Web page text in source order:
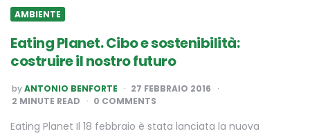
AMBIENTE
Eating Planet. Cibo e sostenibilità:
costruire il nostro futuro
POSTED
BY
byANTONIO BENFORTE
27 FEBBRAIO 2016
2 MINUTE READ 0 COMMENTS
Eating Planet Il 18 febbraio è stata lanciata la nuova